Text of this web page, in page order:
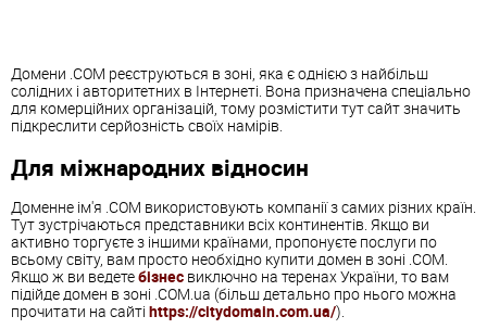
Домени .COM реєструються в зоні, яка є однією з найбільш
солідних і авторитетних в Інтернеті. Вона призначена спеціально
для комерційних організацій, тому розмістити тут сайт значить
підкреслити серйозність своїх намірів.
Для міжнародних відносин
Доменне ім'я .COM використовують компанії з самих різних країн.
Тут зустрічаються представники всіх континентів. Якщо ви
активно торгуєте з іншими країнами, пропонуєте послуги по
всьому світу, вам просто необхідно купити домен в зоні .COM.
Якщо ж ви ведетебізнес виключно на теренах України, то вам
підійде домен в зоні .COM.ua (більш детально про нього можна
прочитати на сайті https://citydomain.com.ua/).